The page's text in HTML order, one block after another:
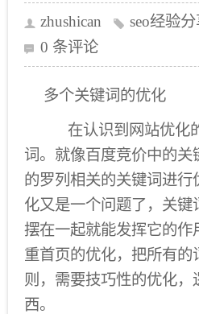
zhushican seo经验
0 条评论
多个关键词的优化
在认识到网站优化
词。就像百度竞价中的
的罗列相关的关键词进
化又是一个问题了，关
摆在一起就能发挥它的
重首页的优化，把所有
则，需要技巧性的优化
西。